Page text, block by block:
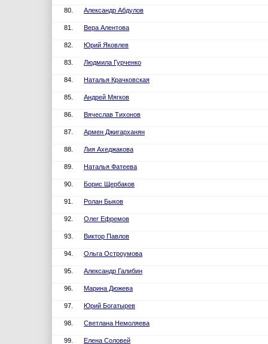
80. Александр Абдулов
81. Вера Алентова
82. Юрий Яковлев
83. Людмила Гурченко
84. Наталья Крачковская
85. Андрей Мягков
86. Вячеслав Тихонов
87. Армен Джигарханян
88. Лия Ахеджакова
89. Наталья Фатеева
90. Борис Щербаков
91. Ролан Быков
92. Олег Ефремов
93. Виктор Павлов
94. Ольга Остроумова
95. Александр Галибин
96. Марина Дюжева
97. Юрий Богатырев
98. Светлана Немоляева
99. Елена Соловей